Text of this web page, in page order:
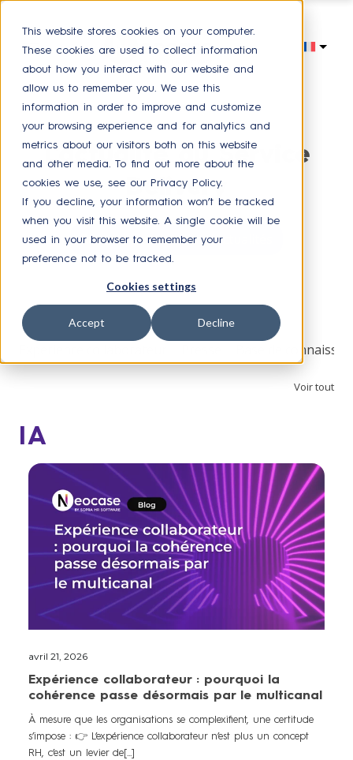
This website stores cookies on your computer.
These cookies are used to collect information
about how you interact with our website and
allow us to remember you. We use this
information in order to improve and customize
your browsing experience and for analytics and
metrics about our visitors both on this website
and other media. To find out more about the
cookies we use, see our Privacy Policy.
If you decline, your information won’t be tracked
when you visit this website. A single cookie will be
used in your browser to remember your
preference not to be tracked.
Cookies settings
Accept Decline
L'actualité du Service
Delivery
Recevez nos dernières actualités
Browse by topic
Base de
Voir tout
IA
avril 21, 2026
Expérience collaborateur : pourquoi la
cohérence passe désormais par le multicanal
À mesure que les organisations se complexifient, une certitude
s’impose : 👉 L’expérience collaborateur n’est plus un concept
RH, c’est un levier de[...]